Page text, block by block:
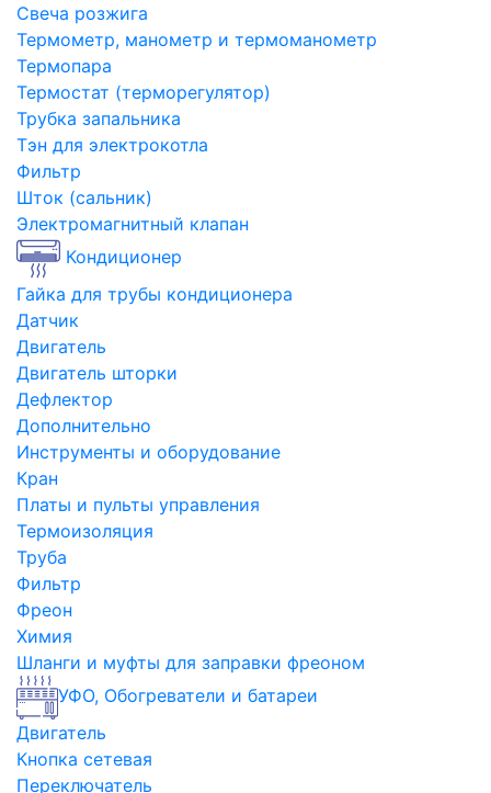
Свеча розжига
Термометр, манометр и термоманометр
Термопара
Термостат (терморегулятор)
Трубка запальника
Тэн для электрокотла
Фильтр
Шток (сальник)
Электромагнитный клапан
Кондиционер
Гайка для трубы кондиционера
Датчик
Двигатель
Двигатель шторки
Дефлектор
Дополнительно
Инструменты и оборудование
Кран
Платы и пульты управления
Термоизоляция
Труба
Фильтр
Фреон
Химия
Шланги и муфты для заправки фреоном
УФО, Обогреватели и батареи
Двигатель
Кнопка сетевая
Переключатель